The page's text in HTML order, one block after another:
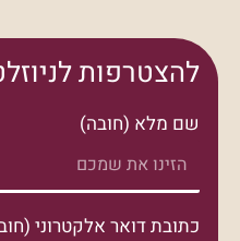
להצטרפות
שם מלא (חובה)
כתובת דואר אלקטרוני